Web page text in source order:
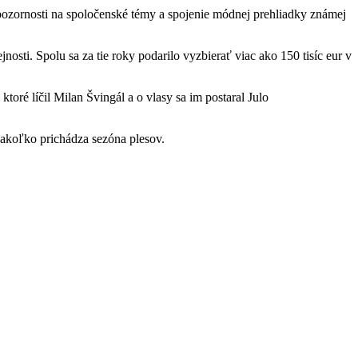
na spoločenské témy a spojenie módnej prehliadky známej
Spolu sa za tie roky podarilo vyzbierať viac ako 150 tisíc eur v
líčil Milan Švingál a o vlasy sa im postaral Julo
prichádza sezóna plesov.